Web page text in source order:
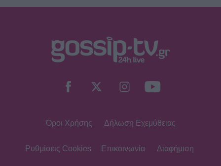
ΣΚΑΪ: Ανακοίνωσε την ολοκλήρωση
«πληρωμένη» απάντηση της
Όροι Χρήσης Δήλωση Εχεμύθειας
Ρυθμίσεις Cookies Επικοινωνία Διαφήμιση